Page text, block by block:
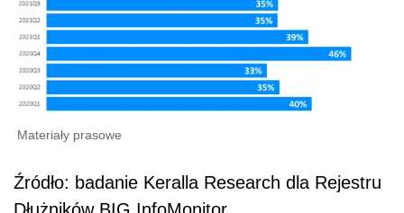
Materiały prasowe
Źródło: badanie Keralla Research dla Rejestru